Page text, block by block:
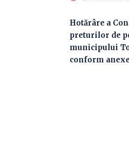
Hotărâre a
preturilor de
municipului
conform